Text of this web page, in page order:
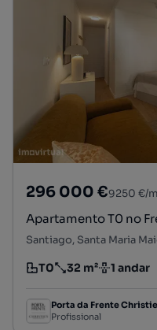
296 000 €9250 €/
Apartamento T0 no
Santiago, Santa Maria
Tipologia
T0
Preço por metro
32 m²
Andar 1 andar
Porta da Frente
Profissional